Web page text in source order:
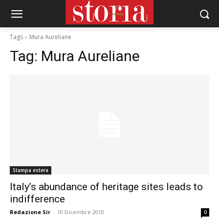
Tags Mura Aureliane
Tag: Mura Aureliane
Stampa estera
Italy’s abundance of heritage sites leads to
indifference
Redazione Sir - 10 Dicembre 2010 0